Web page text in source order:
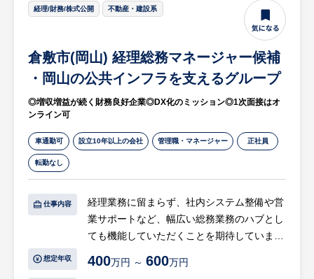
録スタッフのカウンセリングを通じて、目の
前の人を笑顔にできたときは喜びを感じられ
ます。1人ひとりと真摯に向き合ってサポー
トし、長期的な関係を築けることもこの仕事
の魅力です。
※詳細は面談時にお伝えします
の実施
・入社手続き、オンボーディングの準備・実
・1年後を目安とした後輩育成やマネージャ
ー業務
※詳細は面談時にお伝えします
【中途社員の活躍・今後の事業ビジョン】
からドローン、グローバル事業まで10の異な
る事業を展開しており、今後も積極的なM&A
や新規事業開発を予定しています。
今回のポジションは、未整備・過渡期にある
経理/財務/株式公開 不動産・建設系
倉敷市(岡山) 経理総務マネージャー候補
・岡山の公共インフラを支えるグループ
◎増収増益が続く財務良好企業◎DX化のミッション◎1次面接はオ
ンライン可
車通勤可 設立10年以上の会社 管理職・マネージャー 正社員
転勤なし
仕事内容
経理業務に留まらず、社内システム整備や営
業サポートなど、幅広い総務業務のハブとし
ても機能していただくことを期待していま
また、現場に寄り添いながら業務の効率化
想定年収 400万円 ～ 600万円